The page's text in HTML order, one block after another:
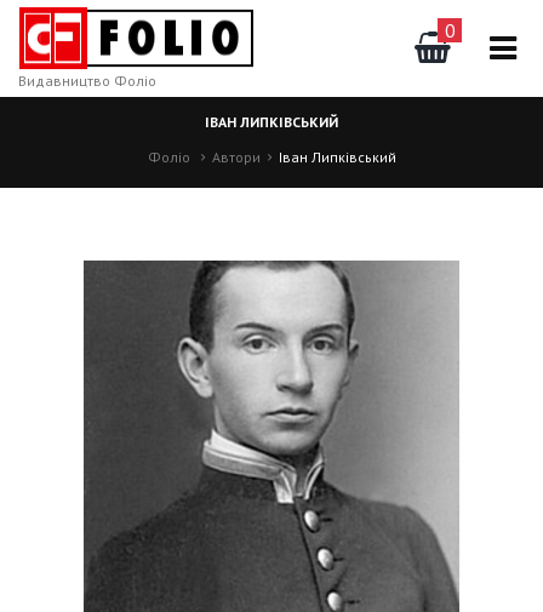
0
Видавництво Фоліо
ІВАН ЛИПКІВСЬКИЙ
Фоліо
Автори Іван Липківський